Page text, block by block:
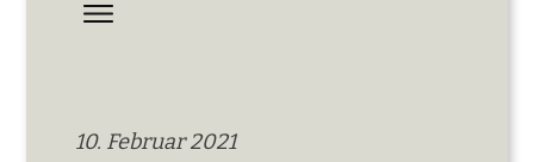
10. Februar 2021